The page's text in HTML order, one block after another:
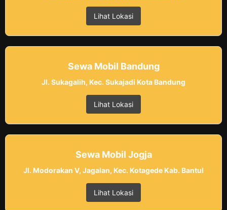
Lihat Lokasi
Sewa Mobil Bandung
Jl. Sukagalih, Kec. Sukajadi Kota Bandung
Lihat Lokasi
Sewa Mobil Jogja
Jl. Modorakan V, Jagalan, Kec. Kotagede Kab. Bantul
Lihat Lokasi